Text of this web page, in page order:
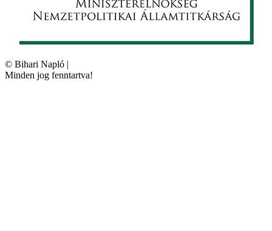
© Bihari Napló |
Minden jog fenntartva!